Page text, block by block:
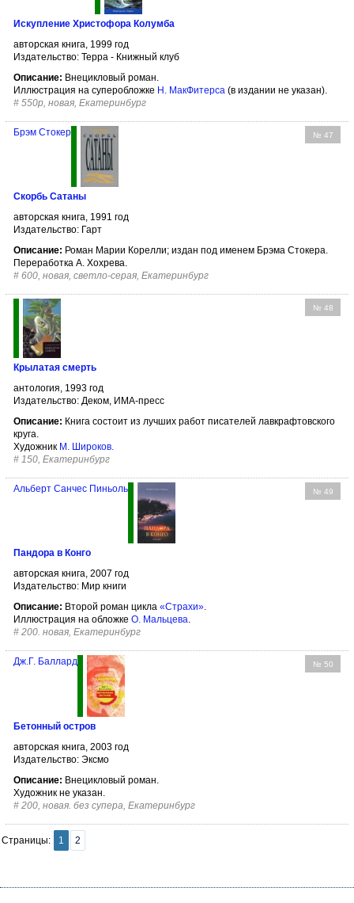
Искупление Христофора Колумба
авторская книга, 1999 год
Издательство: Терра - Книжный клуб
Описание: Внецикловый роман.
Иллюстрация на суперобложке Н. МакФитерса (в издании не указан).
# 550р, новая, Екатеринбург
№ 47
Брэм Стокер
Скорбь Сатаны
авторская книга, 1991 год
Издательство: Гарт
Описание: Роман Марии Корелли; издан под именем Брэма Стокера.
Переработка А. Хохрева.
# 600, новая, светло-серая, Екатеринбург
№ 48
Крылатая смерть
антология, 1993 год
Издательство: Деком, ИМА-пресс
Описание: Книга состоит из лучших работ писателей лавкрафтовского
круга.
Художник М. Широков.
# 150, Екатеринбург
№ 49
Альберт Санчес Пиньоль
Пандора в Конго
авторская книга, 2007 год
Издательство: Мир книги
Описание: Второй роман цикла «Страхи».
Иллюстрация на обложке О. Мальцева.
# 200. новая, Екатеринбург
№ 50
Дж.Г. Баллард
Бетонный остров
авторская книга, 2003 год
Издательство: Эксмо
Описание: Внецикловый роман.
Художник не указан.
# 200, новая. без супера, Екатеринбург
Страницы: 1 2